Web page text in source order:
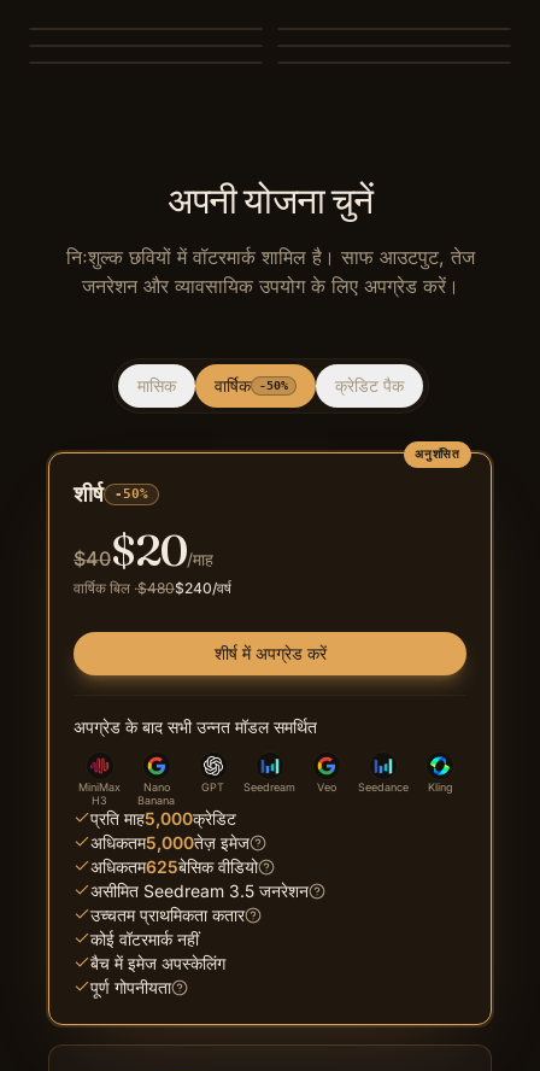
अपनी योजना चुनें
निःशुल्क छवियों में वॉटरमार्क शामिल है। साफ आउटपुट, तेज
जनरेशन और व्यावसायिक उपयोग के लिए अपग्रेड करें।
मासिक वार्षिक -50% क्रेडिट पैक
अनुशंसित
शीर्ष -50%
$40$20/माह
वार्षिक बिल ·$480$240/वर्ष
शीर्ष में अपग्रेड करें
अपग्रेड के बाद सभी उन्नत मॉडल समर्थित
MiniMax
H3
Nano
Banana
GPT Seedream Veo Seedance Kling
प्रति माह5,000क्रेडिट
अधिकतम5,000तेज़ इमेज
अधिकतम625बेसिक वीडियो
असीमित Seedream 3.5 जनरेशन
उच्चतम प्राथमिकता कतार
कोई वॉटरमार्क नहीं
बैच में इमेज अपस्केलिंग
पूर्ण गोपनीयता